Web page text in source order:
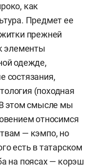
как
Предмет ее
прежней
элементы
одежде,
состязания,
(походная
этом смысле мы
относимся
— кэмпо, но
есть в татарском
на поясах — корэш